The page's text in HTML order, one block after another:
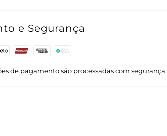
e Segurança
de pagamento são processadas com segurança.